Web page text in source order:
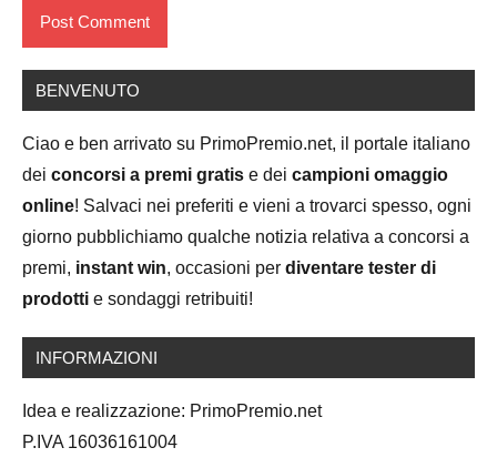
BENVENUTO
Ciao e ben arrivato su PrimoPremio.net, il portale italiano
dei concorsi a premi gratis e dei campioni omaggio
online! Salvaci nei preferiti e vieni a trovarci spesso, ogni
giorno pubblichiamo qualche notizia relativa a concorsi a
premi, instant win, occasioni per diventare tester di
prodotti e sondaggi retribuiti!
INFORMAZIONI
Idea e realizzazione: PrimoPremio.net
P.IVA 16036161004